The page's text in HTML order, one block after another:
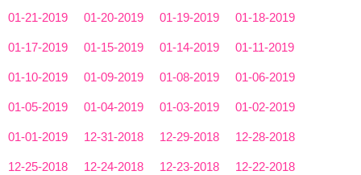
01-21-2019 01-20-2019 01-19-2019 01-18-2019
01-17-2019 01-15-2019 01-14-2019 01-11-2019
01-10-2019 01-09-2019 01-08-2019 01-06-2019
01-05-2019 01-04-2019 01-03-2019 01-02-2019
01-01-2019 12-31-2018 12-29-2018 12-28-2018
12-25-2018 12-24-2018 12-23-2018 12-22-2018